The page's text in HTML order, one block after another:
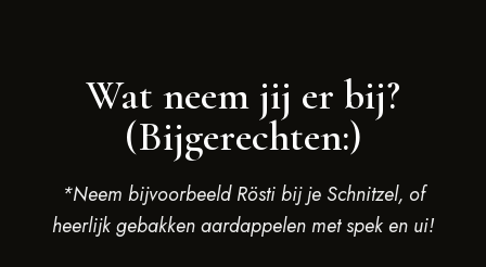
Wat neem jij er bij?
(Bijgerechten:)
*Neem bijvoorbeeld Rösti bij je Schnitzel, of
heerlijk gebakken aardappelen met spek en ui!